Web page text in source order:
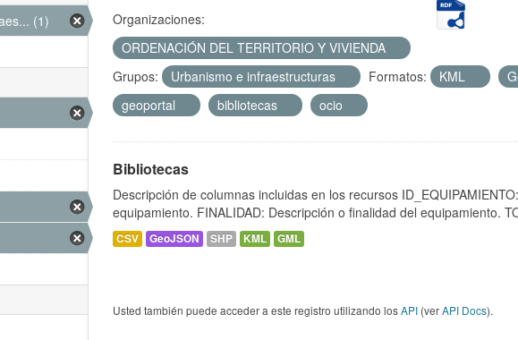
Organizaciones:
ORDENACIÓN DEL TERRITORIO Y VIVIENDA
Grupos:
Urbanismo e infraestructuras Formatos: KML
geoportal
bibliotecas ocio
Bibliotecas
Descripción de columnas incluidas en los recursos
equipamiento. FINALIDAD: Descripción o finalidad del equipamiento.
CSV GeoJSON SHP KML GML
Usted también puede acceder a este registro utilizando losAPI (verAPI Docs).
(1)